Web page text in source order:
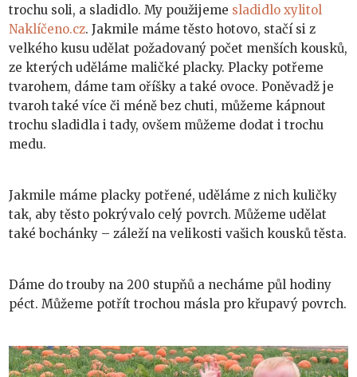
trochu soli, a sladidlo. My použijeme sladidlo xylitol
Naklíčeno.cz. Jakmile máme těsto hotovo, stačí si z
velkého kusu udělat požadovaný počet menších kousků,
ze kterých uděláme maličké placky. Placky potřeme
tvarohem, dáme tam oříšky a také ovoce. Poněvadž je
tvaroh také více či méně bez chuti, můžeme kápnout
trochu sladidla i tady, ovšem můžeme dodat i trochu
medu.
Jakmile máme placky potřené, uděláme z nich kuličky
tak, aby těsto pokrývalo celý povrch. Můžeme udělat
také bochánky – záleží na velikosti vašich kousků těsta.
Dáme do trouby na 200 stupňů a necháme půl hodiny
péct. Můžeme potřít trochou másla pro křupavý povrch.